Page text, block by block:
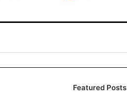
Featured Posts